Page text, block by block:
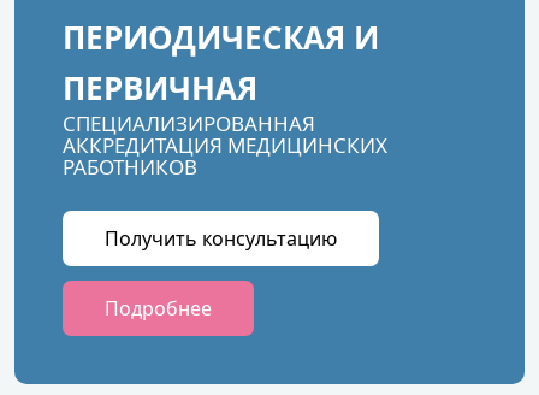
ПЕРИОДИЧЕСКАЯ И
ПЕРВИЧНАЯ
СПЕЦИАЛИЗИРОВАННАЯ
АККРЕДИТАЦИЯ МЕДИЦИНСКИХ
РАБОТНИКОВ
Получить консультацию
Подробнее